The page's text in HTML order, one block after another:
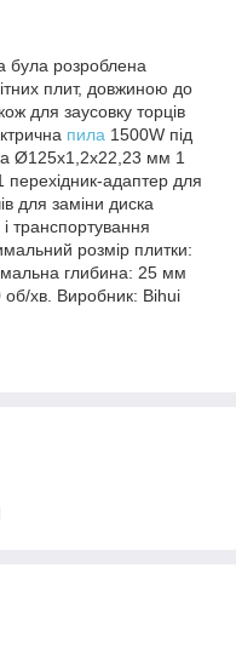
була розроблена
плит, довжиною до
для заусовку торців
пила 1500W під
Ø125х1,2х22,23 мм 1
перехідник-адаптер для
для заміни диска
транспортування
розмір плитки:
глибина: 25 мм
об/хв. Виробник: Bihui